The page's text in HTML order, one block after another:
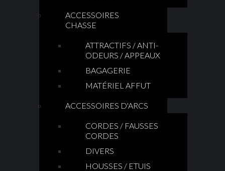
ACCESSOIRES
CHASSE
ATTRACTIFS / ANTI-
ODEURS / APPEAUX
BAGAGERIE
MATÉRIEL AFFUT
ACCESSOIRES D'ARCS
CORDES / FAUSSES
CORDES
DIVERS
HOUSSES / ETUIS